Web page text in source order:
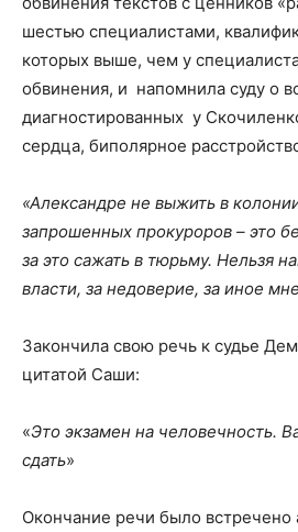
шестью специалистами,
которых выше, чем у
обвинения, и напомнила суду о
диагностированных у
сердца, биполярное
«Александре не выжить в
запрошенных прокуроров – это
за это сажать в тюрьму. Нельзя
власти, за недоверие, за иное
Закончила свою речь к судье
цитатой Саши:
«Это экзамен на человечность.
сдать»
Окончание речи было встречено